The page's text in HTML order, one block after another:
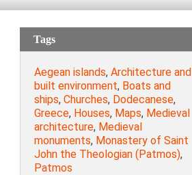
Tags
Aegean islands, Architecture and
built environment, Boats and
ships, Churches, Dodecanese,
Greece, Houses, Maps, Medieval
architecture, Medieval
monuments, Monastery of Saint
John the Theologian (Patmos),
Patmos